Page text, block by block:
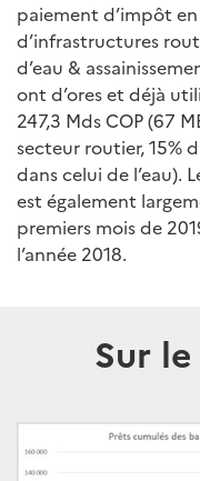
paiement d’impôt
d’infrastructures
d’eau &
ont d’ores et déjà
247,3 Mds COP (67
secteur routier, 15%
dans celui de l’eau).
est également
premiers mois de
l’année 2018.
Sur